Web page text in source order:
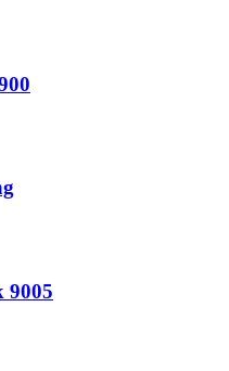
9005